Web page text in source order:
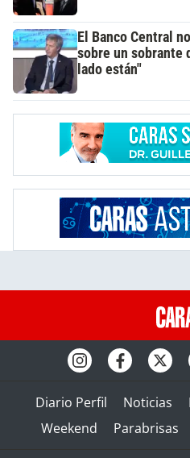
El Banco Central
sobre un sobrante
lado están"
Diario Perfil Noticias
Weekend
Parabrisas